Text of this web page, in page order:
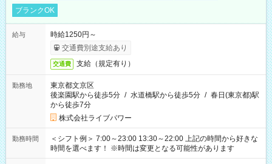
ブランクOK
給与
時給1250円～
交通費別途支給あり
交通費 支給（規定有り）
勤務地
東京都文京区
後楽園駅から徒歩5分 / 水道橋駅から徒歩5分 / 春日(東京都)駅
から徒歩7分
株式会社ライブパワー
勤務時間
＜シフト例＞ 7:00～23:00 13:30～22:00 上記の時間から好きな
時間を選べます！ ※時間は変更となる可能性があります